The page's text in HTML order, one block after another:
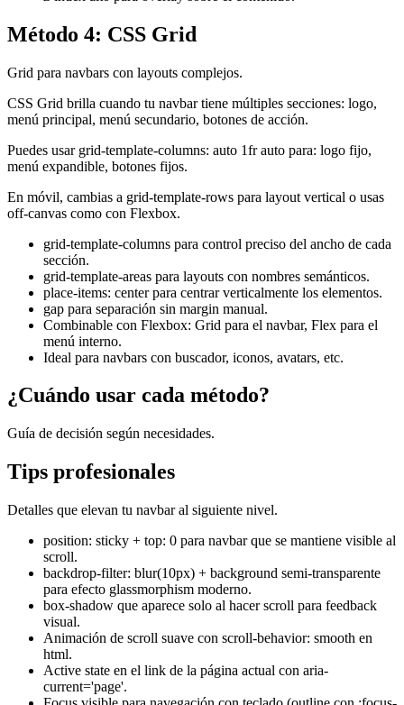
Método 4: CSS Grid
Grid para navbars con layouts complejos.
CSS Grid brilla cuando tu navbar tiene múltiples secciones: logo,
menú principal, menú secundario, botones de acción.
Puedes usar grid-template-columns: auto 1fr auto para: logo fijo,
menú expandible, botones fijos.
En móvil, cambias a grid-template-rows para layout vertical o usas
off-canvas como con Flexbox.
grid-template-columns para control preciso del ancho de cada
sección.
grid-template-areas para layouts con nombres semánticos.
place-items: center para centrar verticalmente los elementos.
gap para separación sin margin manual.
Combinable con Flexbox: Grid para el navbar, Flex para el
menú interno.
Ideal para navbars con buscador, iconos, avatars, etc.
¿Cuándo usar cada método?
Guía de decisión según necesidades.
Tips profesionales
Detalles que elevan tu navbar al siguiente nivel.
position: sticky + top: 0 para navbar que se mantiene visible al
scroll.
backdrop-filter: blur(10px) + background semi-transparente
para efecto glassmorphism moderno.
box-shadow que aparece solo al hacer scroll para feedback
visual.
Animación de scroll suave con scroll-behavior: smooth en
html.
Active state en el link de la página actual con aria-
current='page'.